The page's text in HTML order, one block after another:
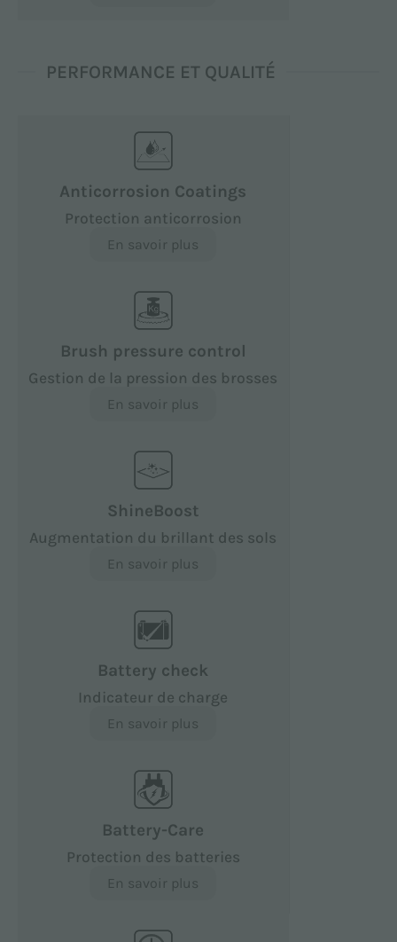
PERFORMANCE ET QUALITÉ
Anticorrosion Coatings
Protection anticorrosion
En savoir plus
Brush pressure control
Gestion de la pression des brosses
En savoir plus
ShineBoost
Augmentation du brillant des sols
En savoir plus
Battery check
Indicateur de charge
En savoir plus
Battery-Care
Protection des batteries
En savoir plus